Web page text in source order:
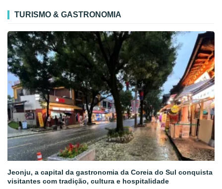
TURISMO & GASTRONOMIA
Jeonju, a capital da gastronomia da Coreia do Sul conquista
visitantes com tradição, cultura e hospitalidade